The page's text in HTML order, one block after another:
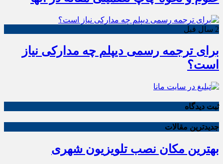
2 سال قبل
برای ترجمه رسمی دیپلم چه مدارکی نیاز
است؟
ثبت دیدگاه
جدیدترین مقالات
بهترین مکان نصب تلویزیون شهری